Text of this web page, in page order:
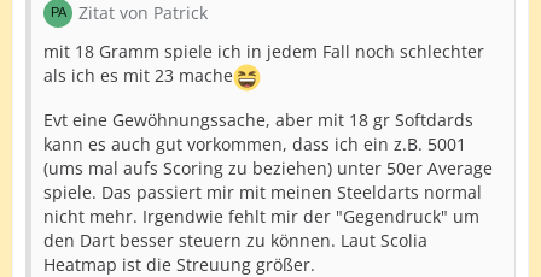
Zitat von Patrick
mit 18 Gramm spiele ich in jedem Fall noch schlechter
als ich es mit 23 mache
Evt eine Gewöhnungssache, aber mit 18 gr Softdards
kann es auch gut vorkommen, dass ich ein z.B. 5001
(ums mal aufs Scoring zu beziehen) unter 50er Average
spiele. Das passiert mir mit meinen Steeldarts normal
nicht mehr. Irgendwie fehlt mir der "Gegendruck" um
den Dart besser steuern zu können. Laut Scolia
Heatmap ist die Streuung größer.